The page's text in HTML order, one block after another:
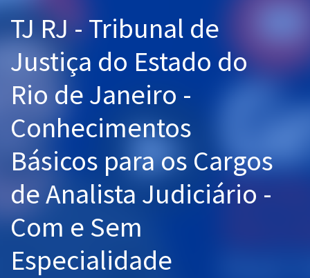
Graduação
OAB
Mentorias
Questões grátis
Conteúdo gratuito
Blog
Aprovados
TJ RJ - Tribunal de
Justiça do Estado do
Rio de Janeiro -
Conhecimentos
Básicos para os Cargos
de Analista Judiciário -
Com e Sem
Especialidade